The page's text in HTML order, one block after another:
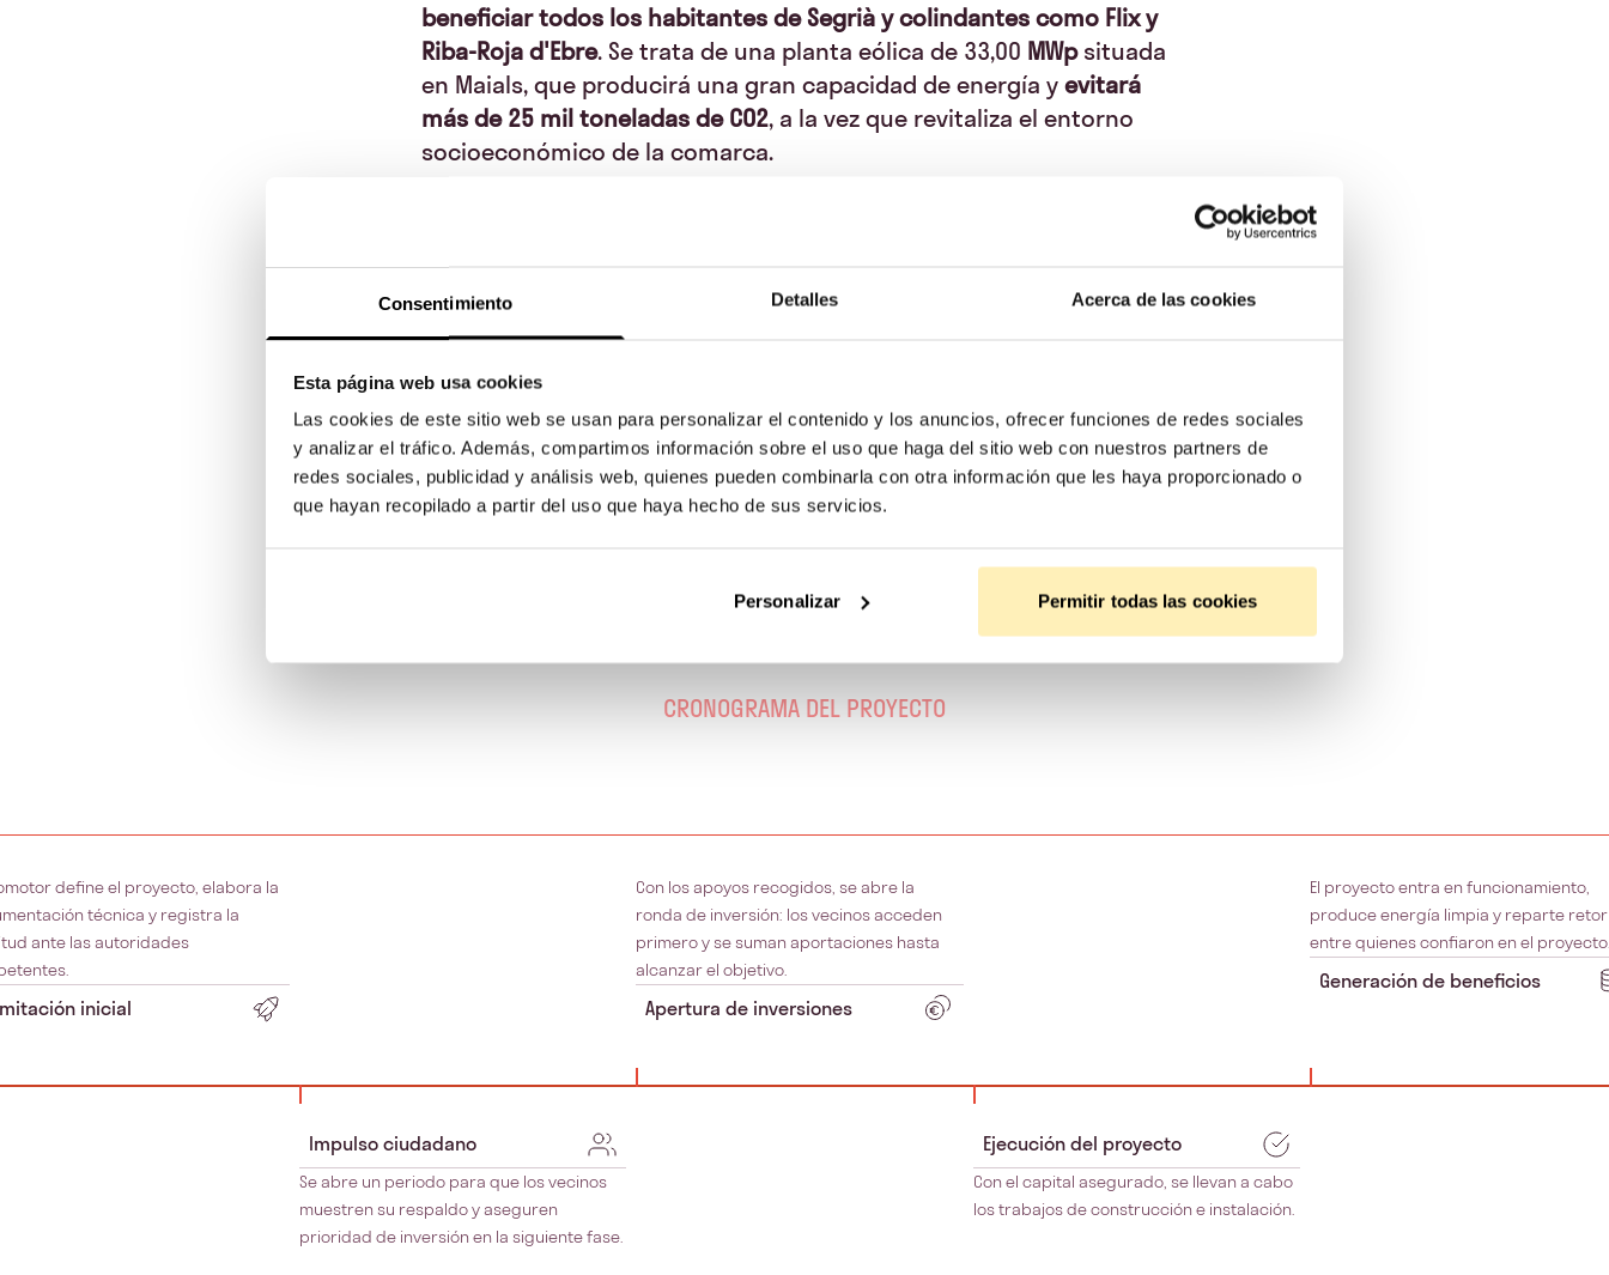
Consentimiento Detalles Acerca de las cookies
Esta página web usa cookies
Las cookies de este sitio web se usan para personalizar el contenido y los anuncios, ofrecer funciones de redes sociales
y analizar el tráfico. Además, compartimos información sobre el uso que haga del sitio web con nuestros partners de
redes sociales, publicidad y análisis web, quienes pueden combinarla con otra información que les haya proporcionado o
que hayan recopilado a partir del uso que haya hecho de sus servicios.
Personalizar Permitir todas las cookies
beneficiar todos los habitantes de Segrià y colindantes como Flix y
Riba-Roja d'Ebre. Se trata de una planta eólica de 33,00 MWpsituada
en Maials, que producirá una gran capacidad de energía y evitará
más de 25 mil toneladas de CO2, a la vez que revitaliza el entorno
socioeconómico de la comarca.
coinversores que decidan aprovechar esta oportunidad. Podrás
participar desde
500€ y hasta un máximo de 400.882 €
, ya seas un
ciudadano o una empresa local dentro de la zona elegible.
¡Apuesta por un proyecto renovable y sostenible que además de ser
rentable ayuda a hacer más próspera la zona!
CRONOGRAMA DEL PROYECTO
define el proyecto, elabora la
técnica y registra la
ante las autoridades
inicial
Impulso ciudadano
Se abre un periodo para que los vecinos
muestren su respaldo y aseguren
prioridad de inversión en la siguiente fase.
Con los apoyos recogidos, se abre la
ronda de inversión: los vecinos acceden
primero y se suman aportaciones hasta
alcanzar el objetivo.
Apertura de inversiones
Ejecución del proyecto
Con el capital asegurado, se llevan a cabo
los trabajos de construcción e instalación.
El proyecto entra en funcionamiento,
produce energía limpia y reparte
entre quienes confiaron en el
Generación de beneficios